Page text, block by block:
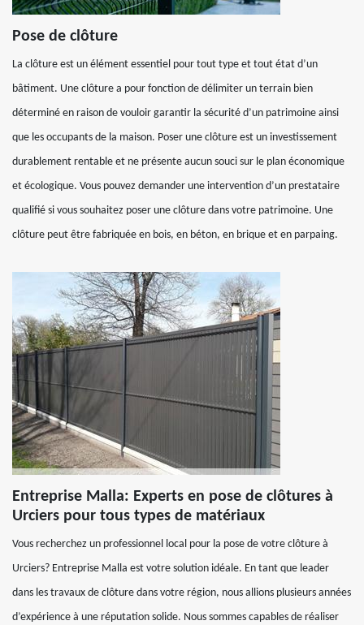
Pose de clôture
La clôture est un élément essentiel pour tout type et tout état d’un
bâtiment. Une clôture a pour fonction de délimiter un terrain bien
déterminé en raison de vouloir garantir la sécurité d’un patrimoine ainsi
que les occupants de la maison. Poser une clôture est un investissement
durablement rentable et ne présente aucun souci sur le plan économique
et écologique. Vous pouvez demander une intervention d’un prestataire
qualifié si vous souhaitez poser une clôture dans votre patrimoine. Une
clôture peut être fabriquée en bois, en béton, en brique et en parpaing.
Entreprise Malla: Experts en pose de clôtures à
Urciers pour tous types de matériaux
Vous recherchez un professionnel local pour la pose de votre clôture à
Urciers? Entreprise Malla est votre solution idéale. En tant que leader
dans les travaux de clôture dans votre région, nous allions plusieurs années
d’expérience à une réputation solide. Nous sommes capables de réaliser